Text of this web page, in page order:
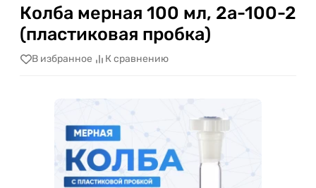
Колба мерная 100 мл, 2а-100-2
(пластиковая пробка)
В избранное К сравнению